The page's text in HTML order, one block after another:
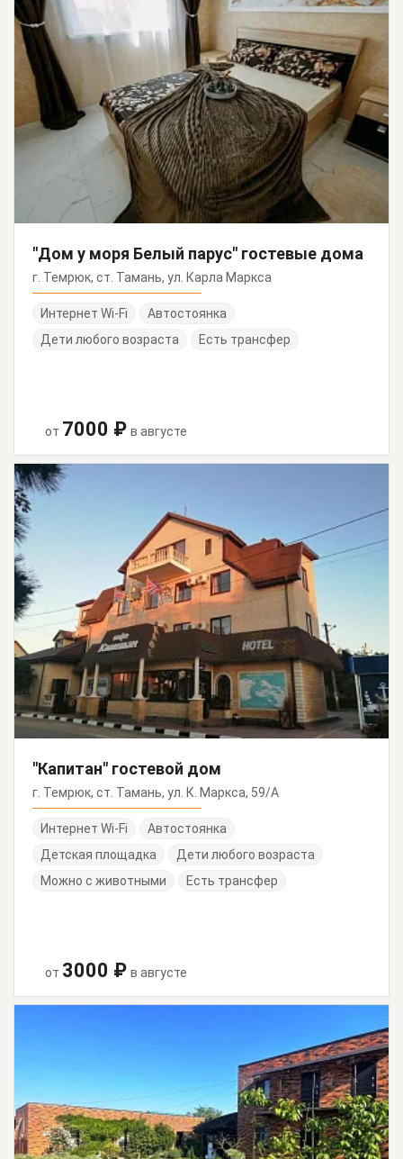
"Дом у моря Белый парус" гостевые дома
г. Темрюк, ст. Тамань, ул. Карла Маркса
Интернет Wi-Fi
Автостоянка
Дети любого возраста
Есть трансфер
от 7000 ₽ в августе
"Капитан" гостевой дом
г. Темрюк, ст. Тамань, ул. К. Маркса, 59/А
Интернет Wi-Fi
Автостоянка
Детская площадка
Дети любого возраста
Можно с животными
Есть трансфер
от 3000 ₽ в августе